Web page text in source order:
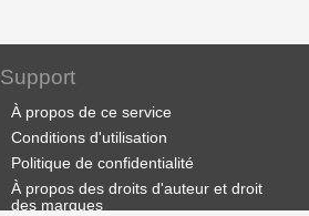
Support
À propos de ce service
Conditions d'utilisation
Politique de confidentialité
À propos des droits d'auteur et droit
des marques